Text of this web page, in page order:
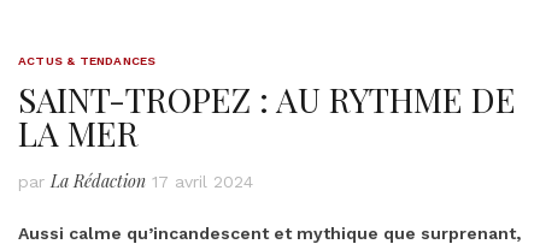
ACTUS & TENDANCES
SAINT-TROPEZ : AU RYTHME DE
LA MER
par La Rédaction 17 avril 2024
Aussi calme qu’incandescent et mythique que surprenant,